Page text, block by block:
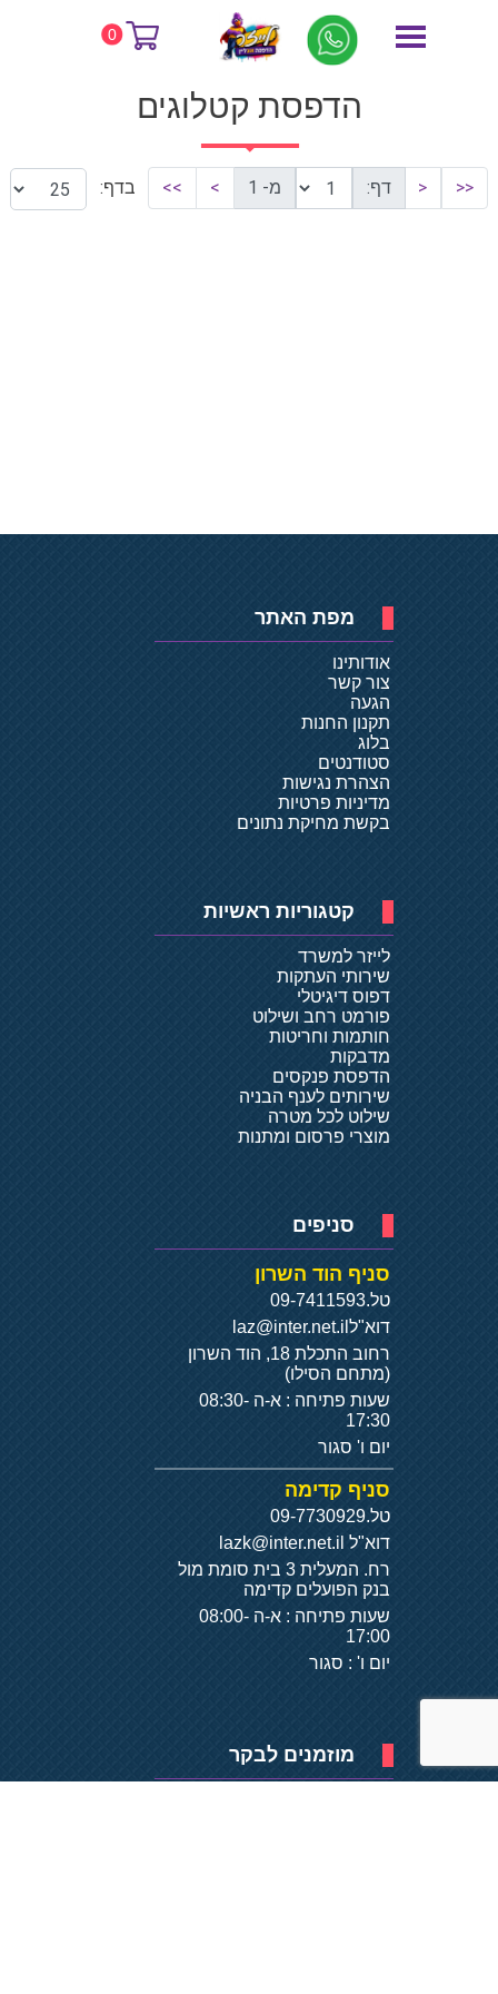
0 דף הבית הדפסת קטלוגים
הדפסת קטלוגים
<<
< דף: מ- 1 >
>> בדף:
מפת האתר
אודותינו
צור קשר
הגעה
תקנון החנות
בלוג
סטודנטים
הצהרת נגישות
מדיניות פרטיות
בקשת מחיקת נתונים
קטגוריות ראשיות
לייזר למשרד
שירותי העתקות
דפוס דיגיטלי
פורמט רחב ושילוט
חותמות וחריטות
מדבקות
הדפסת פנקסים
שירותים לענף הבניה
שילוט לכל מטרה
מוצרי פרסום ומתנות
סניפים
סניף הוד השרון
טל.09-7411593
דוא"ל laz@inter.net.il
רחוב התכלת 18, הוד השרון
(מתחם הסילו)
שעות פתיחה : א-ה 08:30-
17:30
יום ו' סגור
סניף קדימה
טל.09-7730929
דוא"ל
רח. המעלית 3 בית סומת מול
בנק הפועלים קדימה
שעות פתיחה : א-ה 08:00-
17:00
יום ו' : סגור
מוזמנים לבקר